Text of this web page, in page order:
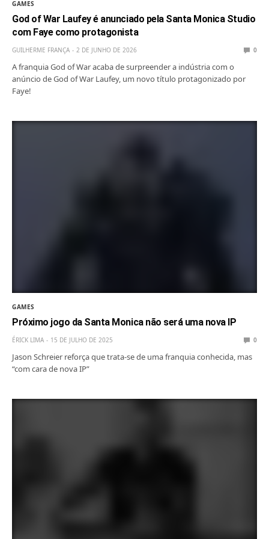
GAMES
God of War Laufey é anunciado pela Santa Monica Studio
com Faye como protagonista
GUILHERME FRANÇA 2 DE JUNHO DE 2026 0
A franquia God of War acaba de surpreender a indústria com o
anúncio de God of War Laufey, um novo título protagonizado por
Faye!
GAMES
Próximo jogo da Santa Monica não será uma nova IP
ÉRICK LIMA 15 DE JULHO DE 2025 0
Jason Schreier reforça que trata-se de uma franquia conhecida, mas
“com cara de nova IP”